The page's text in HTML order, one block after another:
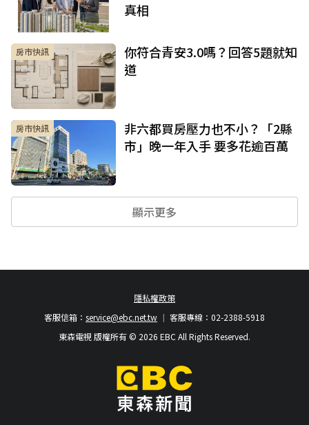
真相
房市快訊
你符合青安3.0嗎？回答5題就知
道
房市快訊
非六都買房壓力也不小？「2縣
市」晚一年入手 要多花逾百萬
顯示更多
隱私權政策
客服專線：02-2388-5918
客服信箱： service@ebc.net.tw
東森電視 版權所有 © 2026 EBC All Rights Reserved.